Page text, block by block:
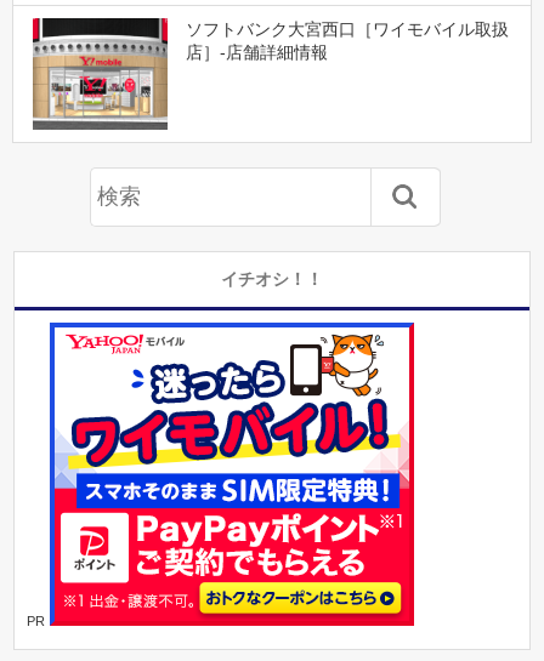
ソフトバンク大宮西口［ワイモバイル取扱
店］-店舗詳細情報
イチオシ！！
PR